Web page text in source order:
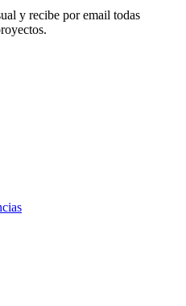
y recibe por email todas